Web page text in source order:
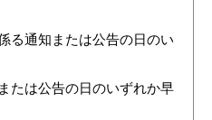
る通知または公告の日のい
たは公告の日のいずれか早